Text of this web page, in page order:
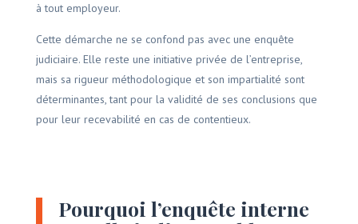
à tout employeur.
Cette démarche ne se confond pas avec une enquête
judiciaire. Elle reste une initiative privée de l’entreprise,
mais sa rigueur méthodologique et son impartialité sont
déterminantes, tant pour la validité de ses conclusions que
pour leur recevabilité en cas de contentieux.
Pourquoi l’enquête interne